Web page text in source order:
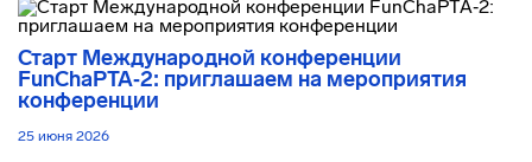
Старт Международной конференции
FunChaPTA‑2: приглашаем на мероприятия
конференции
25 июня 2026